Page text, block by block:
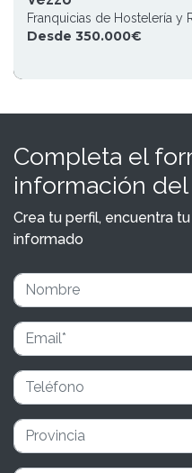
Franquicias de Hostelería y
Desde 350.000€
Completa el
información
Crea tu perfil, encuentra
informado